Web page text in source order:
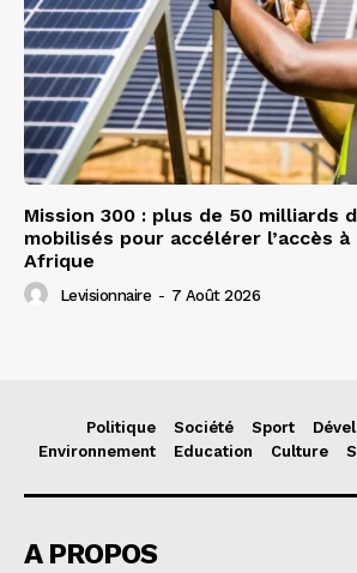
Mission 300 : plus de 50 milliards
mobilisés pour accélérer l’accès
Afrique
Levisionnaire - 7 Août 2026
Politique Société Sport
Environnement
Education Culture
A PROPOS